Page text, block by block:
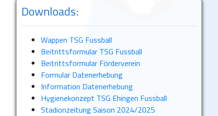
Downloads:
Wappen TSG Fussball
Beitrittsformular TSG Fussball
Beitrittsformular Förderverein
Formular Datenerhebung
Information Datenerhebung
Hygienekonzept TSG Ehingen Fussball
Stadionzeitung Saison 2024/2025